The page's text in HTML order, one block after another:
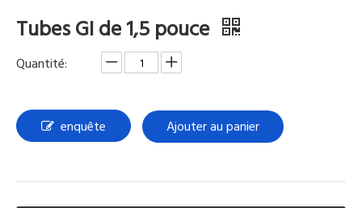
Tubes GI de 1,5 pouce
Quantité:
enquête Ajouter au panier